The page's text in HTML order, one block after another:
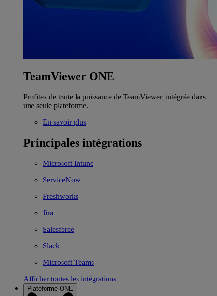
TeamViewer ONE
Profitez de toute la puissance de TeamViewer, intégrée dans
une seule plateforme.
En savoir plus
Principales intégrations
Microsoft Intune
ServiceNow
Freshworks
Jira
Salesforce
Slack
Microsoft Teams
Afficher toutes les intégrations
Plateforme ONE